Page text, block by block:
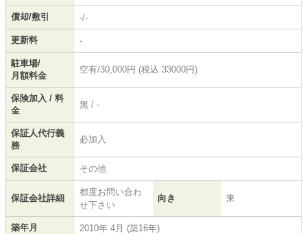
償却/敷引 -/-
更新料 -
駐車場/
月額料金
空有/30,000円 (税込 33000円)
保険加入 / 料
金
無 / -
保証人代行義
務
必加入
保証会社 その他
保証会社詳細
都度お問い合わ
せ下さい
向き 東
築年月 2010年 4月 (築16年)